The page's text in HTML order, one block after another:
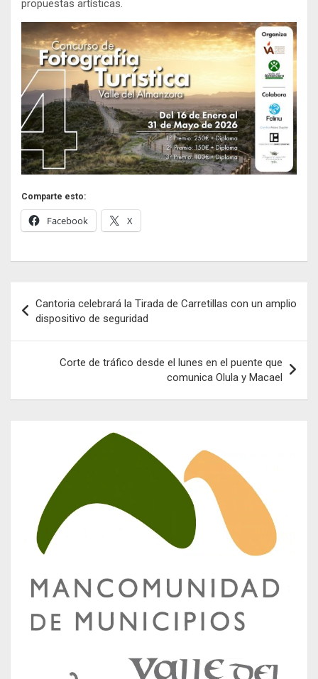
propuestas artísticas.
Comparte esto:
Facebook X
de
entradas
Cantoria celebrará la Tirada de Carretillas con un amplio
dispositivo de seguridad
Corte de tráfico desde el lunes en el puente que
comunica Olula y Macael